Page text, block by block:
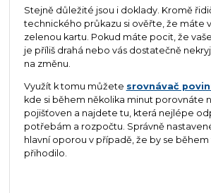
Stejně důležité jsou i doklady. Kromě
technického průkazu si ověřte, že máte
zelenou kartu. Pokud máte pocit, že
je příliš drahá nebo vás dostatečně
na změnu.
Využít k tomu můžete srovnávač
kde si během několika minut porovnáte
pojišťoven a najdete tu, která nejlépe
potřebám a rozpočtu. Správně
hlavní oporou v případě, že by se
přihodilo.